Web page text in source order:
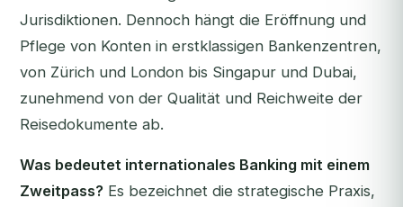
Jurisdiktionen. Dennoch hängt die Eröffnung und
Pflege von Konten in erstklassigen Bankenzentren,
von Zürich und London bis Singapur und Dubai,
zunehmend von der Qualität und Reichweite der
Reisedokumente ab.
Was bedeutet internationales Banking mit einem
Zweitpass? Es bezeichnet die strategische Praxis,